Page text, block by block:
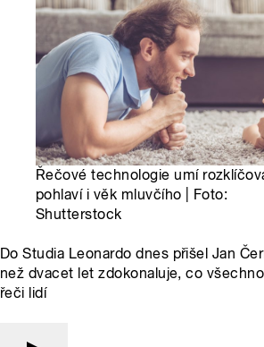
Řečové technologie umí
pohlaví i věk mluvčího | Foto:
Shutterstock
Do Studia Leonardo dnes přišel Jan
než dvacet let zdokonaluje, co
řeči lidí